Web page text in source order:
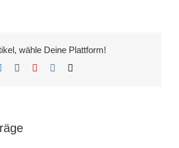
wähle Deine Plattform!
LinkedIn
TumblrPinterest